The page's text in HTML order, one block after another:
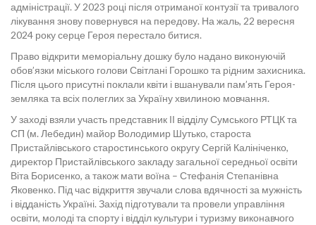
адміністрації. У 2023 році після отриманої контузії та тривалого
лікування знову повернувся на передову. На жаль, 22 вересня
2024 року серце Героя перестало битися.
Право відкрити меморіальну дошку було надано виконуючій
обов’язки міського голови Світлані Горошко та рідним захисника.
Після цього присутні поклали квіти і вшанували пам’ять Героя-
земляка та всіх полеглих за Україну хвилиною мовчання.
У заході взяли участь представник ІІ відділу Сумського РТЦК та
СП (м. Лебедин) майор Володимир Шутько, староста
Пристайлівського старостинського округу Сергій Калініченко,
директор Пристайлівського закладу загальної середньої освіти
Віта Борисенко, а також мати воїна – Стефанія Степанівна
Яковенко. Під час відкриття звучали слова вдячності за мужність
і відданість Україні. Захід підготували та провели управління
освіти, молоді та спорту і відділ культури і туризму виконавчого